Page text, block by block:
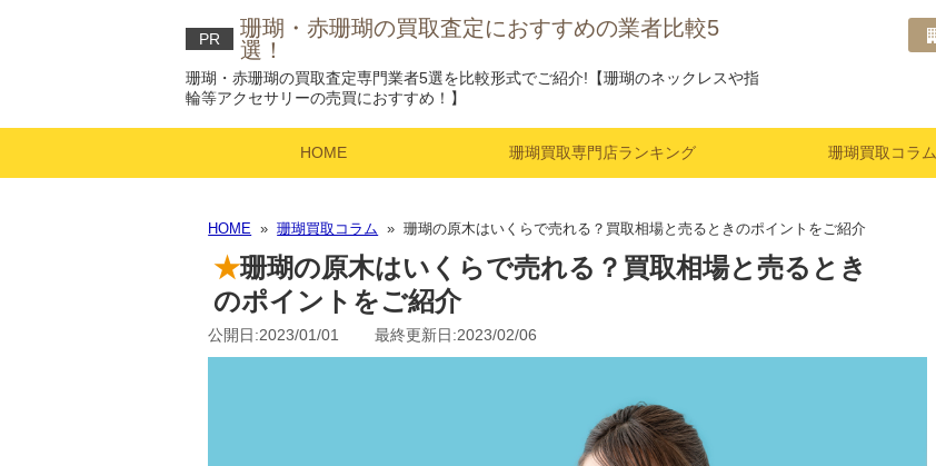
PR
珊瑚・赤珊瑚の買取査定におすすめの業者比較5
選！
珊瑚・赤珊瑚の買取査定専門業者5選を比較形式でご紹介!【珊瑚のネックレスや指
輪等アクセサリーの売買におすすめ！】
HOME 珊瑚買取専門店ランキング 珊瑚買取コラム
HOME »珊瑚買取コラム » 珊瑚の原木はいくらで売れる？買取相場と売るときのポイントをご紹介
珊瑚の原木はいくらで売れる？買取相場と売るとき
のポイントをご紹介
公開日:2023/01/01 最終更新日:2023/02/06